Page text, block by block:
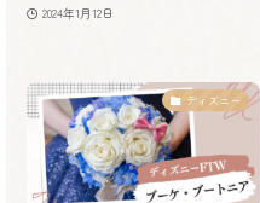
2024年1月12日
ディズニー